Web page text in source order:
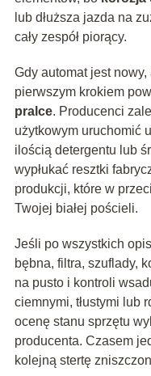
lub dłuższa jazda na
cały zespół piorący.
Gdy automat jest nowy,
pierwszym krokiem
pralce. Producenci
użytkowym uruchomić
ilością detergentu lub
wypłukać resztki
produkcji, które w
Twojej białej pościeli.
Jeśli po wszystkich
bębna, filtra, szuflady,
na pusto i kontroli
ciemnymi, tłustymi lub
ocenę stanu sprzętu
producenta. Czasem
kolejną stertę